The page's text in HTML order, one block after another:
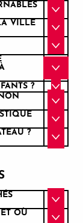
VILLE
?
?
OÙ